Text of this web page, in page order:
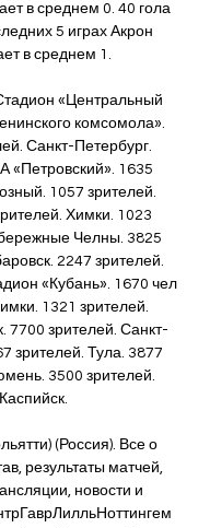
в среднем 0. 40 гола
5 играх Акрон
в среднем 1.
«Центральный
комсомола».
Санкт-Петербург.
«Петровский». 1635
1057 зрителей.
Химки. 1023
Челны. 3825
2247 зрителей.
«Кубань». 1670 чел
1321 зрителей.
7700 зрителей. Санкт-
зрителей. Тула. 3877
3500 зрителей.
Каспийск.
(Россия). Все о
результаты матчей,
новости и